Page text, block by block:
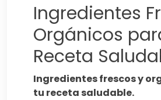
Ingredientes
Orgánicos
Receta
Ingredientes frescos y
tu receta saludable.